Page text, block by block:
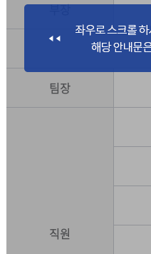
부장
팀장
직원